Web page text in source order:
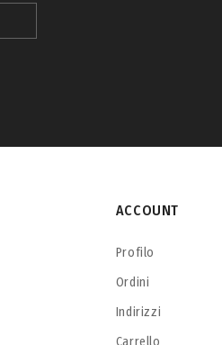
ACCOUNT
Profilo
Ordini
Indirizzi
Carrello